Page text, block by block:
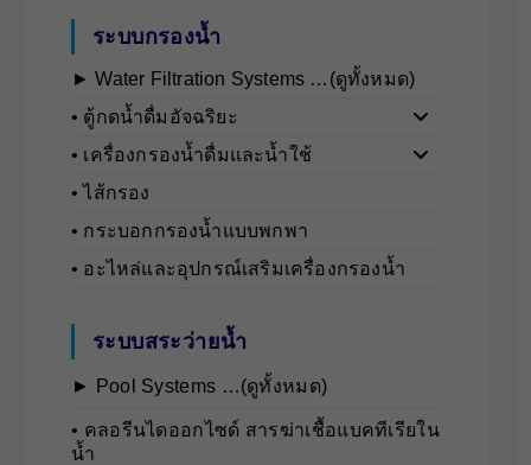
ระบบกรองน้ำ
► Water Filtration Systems …(ดูทั้งหมด)
• ตู้กดน้ำดื่มอัจฉริยะ
• เครื่องกรองน้ำดื่มและน้ำใช้
• ไส้กรอง
• กระบอกกรองน้ำแบบพกพา
• อะไหล่และอุปกรณ์เสริมเครื่องกรองน้ำ
ระบบสระว่ายน้ำ
► Pool Systems …(ดูทั้งหมด)
• คลอรีนไดออกไซด์ สารฆ่าเชื้อแบคทีเรียใน
น้ำ